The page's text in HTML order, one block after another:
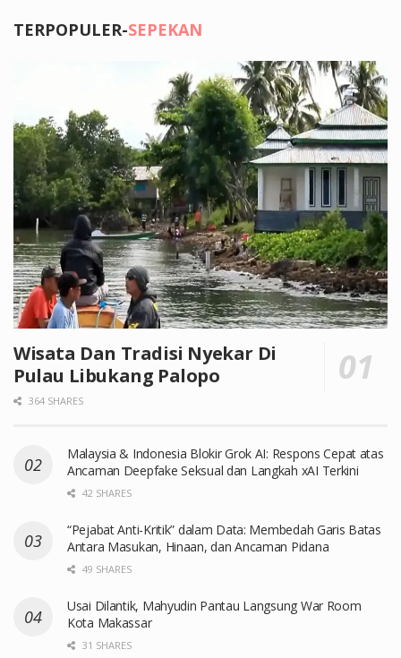
TERPOPULER-SEPEKAN
Wisata Dan Tradisi Nyekar Di
Pulau Libukang Palopo
364 SHARES
Malaysia & Indonesia Blokir Grok AI: Respons Cepat atas
Ancaman Deepfake Seksual dan Langkah xAI Terkini
42 SHARES
“Pejabat Anti-Kritik” dalam Data: Membedah Garis Batas
Antara Masukan, Hinaan, dan Ancaman Pidana
49 SHARES
Usai Dilantik, Mahyudin Pantau Langsung War Room
Kota Makassar
31 SHARES